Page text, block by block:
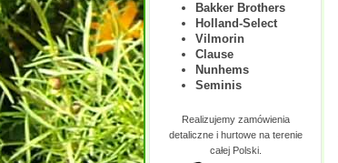
Bakker Brothers
Holland-Select
Vilmorin
Clause
Nunhems
Seminis
Realizujemy zamówienia
detaliczne i hurtowe na terenie
całej Polski.